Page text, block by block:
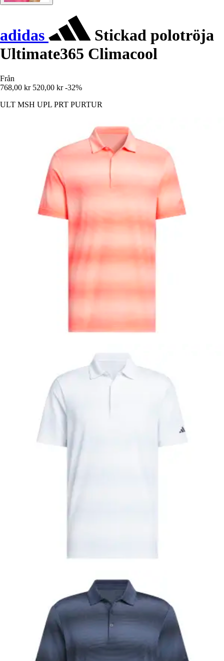
adidas
Stickad polotröja
Ultimate365 Climacool
Från
768,00 kr 520,00 kr -32%
ULT MSH UPL PRT PURTUR